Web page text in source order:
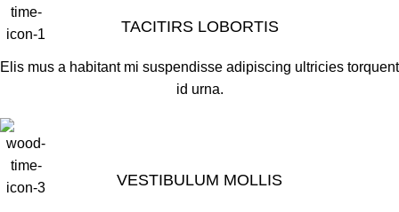
TACITIRS LOBORTIS
Elis mus a habitant mi suspendisse adipiscing ultricies torquent
id urna.
VESTIBULUM MOLLIS